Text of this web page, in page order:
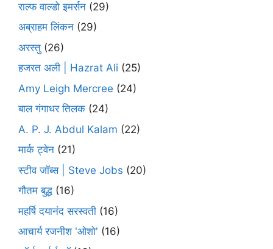
राल्फ वाल्डो इमर्सन (29)
अब्राहम लिंकन (29)
अरस्तु (26)
हजरत अली | Hazrat Ali (25)
Amy Leigh Mercree (24)
बाल गंगाधर तिलक (24)
A. P. J. Abdul Kalam (22)
मार्क ट्वेन (21)
स्टीव जॉब्स | Steve Jobs (20)
गौतम बुद्ध (16)
महर्षि दयानंद सरस्वती (16)
आचार्य रजनीश 'ओशो' (16)